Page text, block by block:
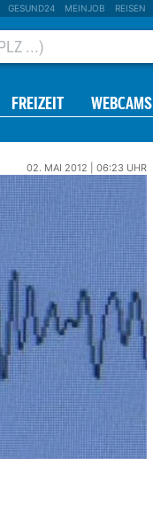
GESUND24 MEINJOB REISEN
FREIZEIT WEBCAMS
02. MAI 2012 | 06:23 UHR